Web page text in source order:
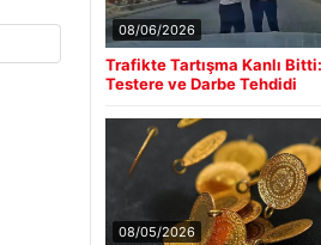
08/06/2026
Trafikte Tartışma Kanlı
Testere ve Darbe Tehdidi
08/05/2026